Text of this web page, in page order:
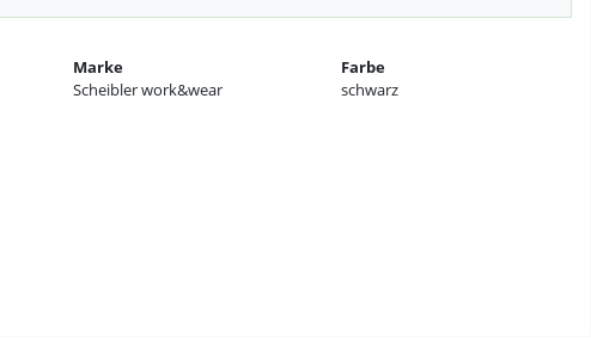
Marke
Scheibler work&wear
Farbe
schwarz